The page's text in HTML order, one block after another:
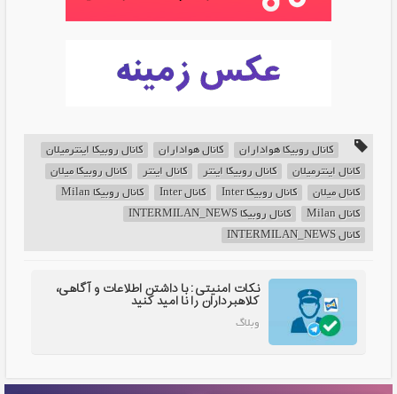
کانال روبیکا هواداران کانال هواداران
کانال روبیکا اینترمیلان
کانال اینترمیلان
کانال روبیکا اینتر کانال اینتر
کانال روبیکا میلان
کانال میلان
کانال روبیکا Inter کانال Inter
کانال روبیکا Milan
کانال Milan
کانال روبیکا INTERMILAN_NEWS
کانال INTERMILAN_NEWS
نکات امنیتی: با داشتن اطلاعات و آگاهی،
کلاهبرداران را نا امید کنید
وبلاگ